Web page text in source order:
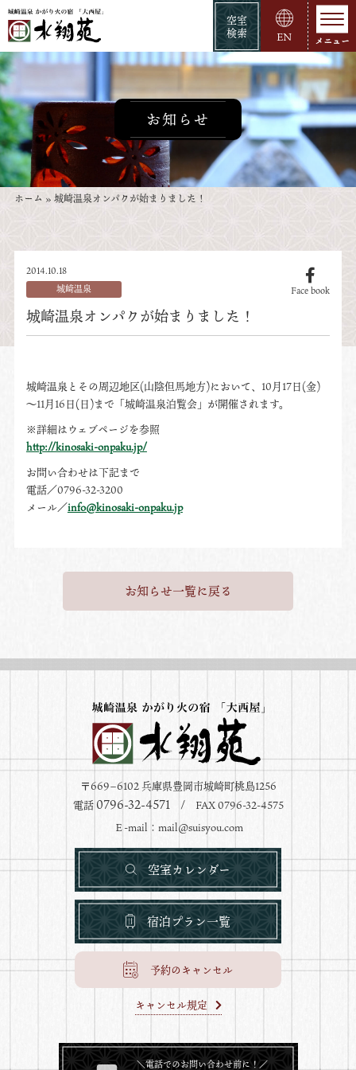
空室
検索
EN
お知らせ
ホーム » 城崎温泉オンパクが始まりました！
2014.10.18
城崎温泉
Face book
城崎温泉オンパクが始まりました！
城崎温泉とその周辺地区(山陰但馬地方)において、10月17日(金)
～11月16日(日)まで「城崎温泉泊覧会」が開催されます。
※詳細はウェブページを参照
http://kinosaki-onpaku.jp/
お問い合わせは下記まで
電話／0796-32-3200
メール／info@kinosaki-onpaku.jp
お知らせ一覧に戻る
〒669−6102 兵庫県豊岡市城崎町桃島1256
電話 0796-32-4571/ FAX 0796-32-4575
Ｅ-mail： mail@suisyou.com
空室カレンダー
宿泊プラン一覧
予約のキャンセル
キャンセル規定
＼電話でのお問い合わせ前に！／